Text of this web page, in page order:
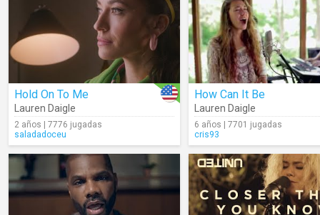
Hold On To Me
Lauren Daigle
2 años | 7776 jugadas
saladadoceu
How Can It Be
Lauren Daigle
6 años | 7701 jugadas
cris93